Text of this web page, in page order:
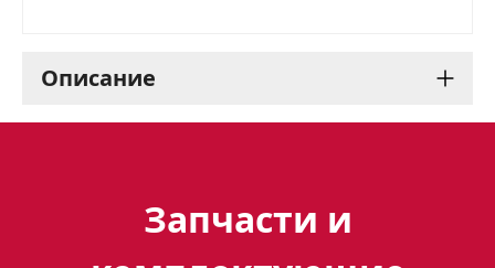
Описание
решение для вашей
Запчасти и